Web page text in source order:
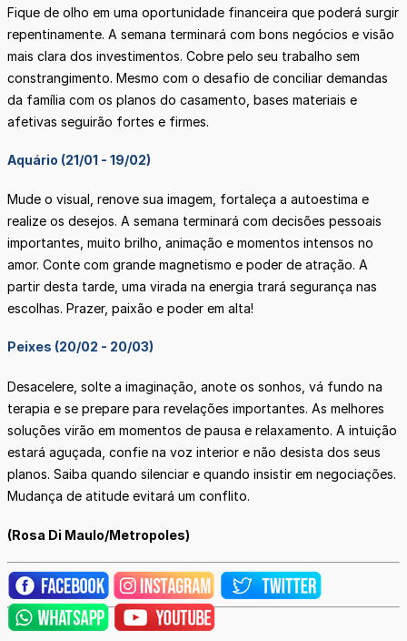
Fique de olho em uma oportunidade financeira que poderá surgir
repentinamente. A semana terminará com bons negócios e visão
mais clara dos investimentos. Cobre pelo seu trabalho sem
constrangimento. Mesmo com o desafio de conciliar demandas
da família com os planos do casamento, bases materiais e
afetivas seguirão fortes e firmes.
Aquário (21/01 - 19/02)
Mude o visual, renove sua imagem, fortaleça a autoestima e
realize os desejos. A semana terminará com decisões pessoais
importantes, muito brilho, animação e momentos intensos no
amor. Conte com grande magnetismo e poder de atração. A
partir desta tarde, uma virada na energia trará segurança nas
escolhas. Prazer, paixão e poder em alta!
Peixes (20/02 - 20/03)
Desacelere, solte a imaginação, anote os sonhos, vá fundo na
terapia e se prepare para revelações importantes. As melhores
soluções virão em momentos de pausa e relaxamento. A intuição
estará aguçada, confie na voz interior e não desista dos seus
planos. Saiba quando silenciar e quando insistir em negociações.
Mudança de atitude evitará um conflito.
(Rosa Di Maulo/Metropoles)